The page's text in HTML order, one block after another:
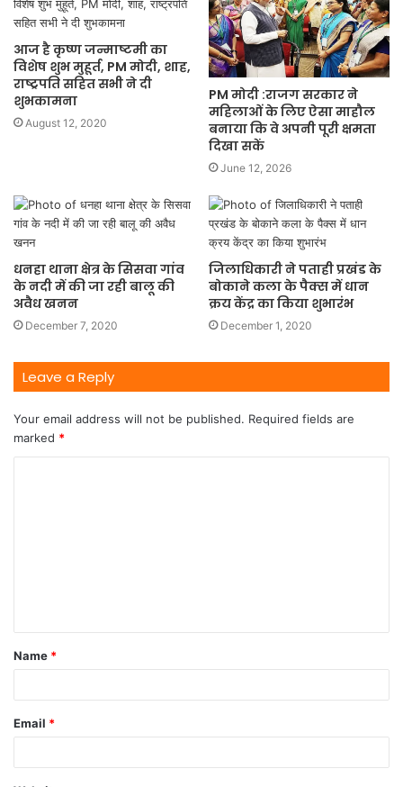
आज है कृष्ण जन्माष्टमी का
विशेष शुभ मुहूर्त, PM मोदी, शाह,
राष्ट्रपति सहित सभी ने दी
शुभकामना
August 12, 2020
PM मोदी :राजग सरकार ने
महिलाओं के लिए ऐसा माहौल
बनाया कि वे अपनी पूरी क्षमता
दिखा सकें
June 12, 2026
धनहा थाना क्षेत्र के सिसवा गांव
के नदी में की जा रही बालू की
अवैध खनन
December 7, 2020
जिलाधिकारी ने पताही प्रखंड के
बोकाने कला के पैक्स में धान
क्रय केंद्र का किया शुभारंभ
December 1, 2020
Leave a Reply
Your email address will not be published. Required fields are
marked *
Name *
Email *